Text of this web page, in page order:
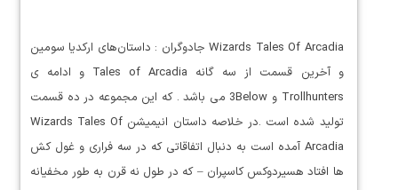
Wizards Tales Of Arcadia جادوگران : داستان‌های ارکدیا سومین
و آخرین قسمت از سه گانه Tales of Arcadia و ادامه ی
Trollhunters و 3Below می باشد . که این مجموعه در ده قسمت
تولید شده است .در خلاصه داستان انیمیشن Wizards Tales Of
Arcadia آمده است به دنبال اتفاقاتی که در سه فراری و غول کش
ها افتاد هسیردوکس کاسپران – که در طول نه قرن به طور مخفیانه